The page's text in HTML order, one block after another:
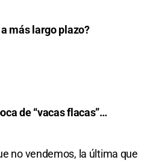
más largo plazo?
de “vacas flacas”…
no vendemos, la última que